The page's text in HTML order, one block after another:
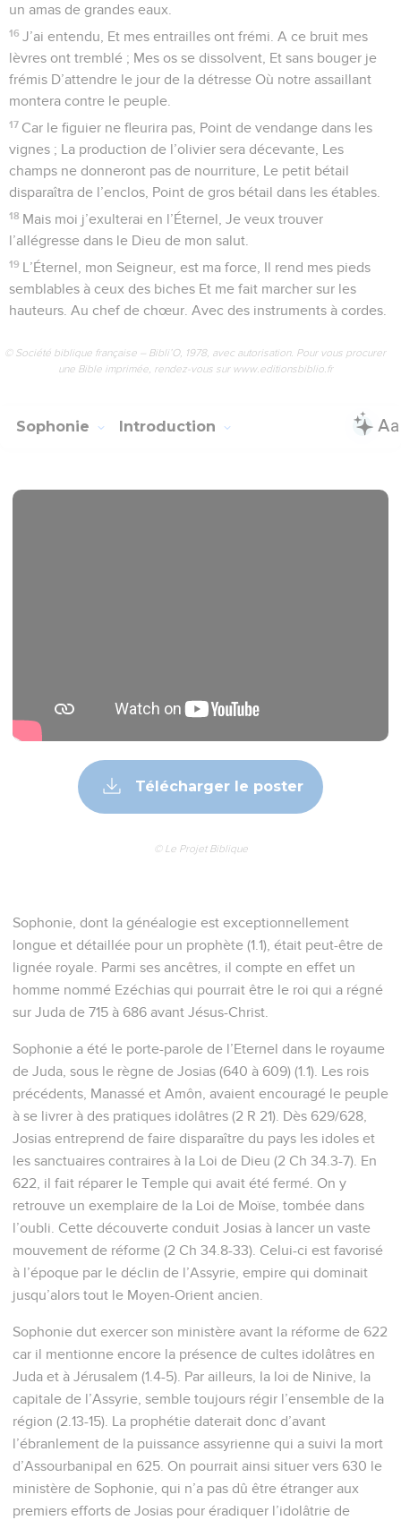
un amas de grandes eaux.
16 J’ai entendu, Et mes entrailles ont frémi. A ce bruit mes
lèvres ont tremblé ; Mes os se dissolvent, Et sans bouger je
frémis D’attendre le jour de la détresse Où notre assaillant
montera contre le peuple.
17 Car le figuier ne fleurira pas, Point de vendange dans les
vignes ; La production de l’olivier sera décevante, Les
champs ne donneront pas de nourriture, Le petit bétail
disparaîtra de l’enclos, Point de gros bétail dans les étables.
18 Mais moi j’exulterai en l’Éternel, Je veux trouver
l’allégresse dans le Dieu de mon salut.
19 L’Éternel, mon Seigneur, est ma force, Il rend mes pieds
semblables à ceux des biches Et me fait marcher sur les
hauteurs. Au chef de chœur. Avec des instruments à cordes.
© Société biblique française – Bibli’O, 1978, avec autorisation. Pour vous procurer
une Bible imprimée, rendez-vous sur www.editionsbiblio.fr
Sophonie Introduction
Télécharger le poster
© Le Projet Biblique
Sophonie, dont la généalogie est exceptionnellement
longue et détaillée pour un prophète (1.1), était peut-être de
lignée royale. Parmi ses ancêtres, il compte en effet un
homme nommé Ezéchias qui pourrait être le roi qui a régné
sur Juda de 715 à 686 avant Jésus-Christ.
Sophonie a été le porte-parole de l’Eternel dans le royaume
de Juda, sous le règne de Josias (640 à 609) (1.1). Les rois
précédents, Manassé et Amôn, avaient encouragé le peuple
à se livrer à des pratiques idolâtres (2 R 21). Dès 629/628,
Josias entreprend de faire disparaître du pays les idoles et
les sanctuaires contraires à la Loi de Dieu (2 Ch 34.3-7). En
622, il fait réparer le Temple qui avait été fermé. On y
retrouve un exemplaire de la Loi de Moïse, tombée dans
l’oubli. Cette découverte conduit Josias à lancer un vaste
mouvement de réforme (2 Ch 34.8-33). Celui-ci est favorisé
à l’époque par le déclin de l’Assyrie, empire qui dominait
jusqu’alors tout le Moyen-Orient ancien.
Sophonie dut exercer son ministère avant la réforme de 622
car il mentionne encore la présence de cultes idolâtres en
Juda et à Jérusalem (1.4-5). Par ailleurs, la loi de Ninive, la
capitale de l’Assyrie, semble toujours régir l’ensemble de la
région (2.13-15). La prophétie daterait donc d’avant
l’ébranlement de la puissance assyrienne qui a suivi la mort
d’Assourbanipal en 625. On pourrait ainsi situer vers 630 le
ministère de Sophonie, qui n’a pas dû être étranger aux
premiers efforts de Josias pour éradiquer l’idolâtrie de